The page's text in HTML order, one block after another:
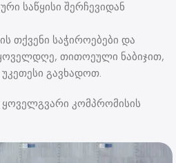
საწყისი შერჩევიდან
თქვენი საჭიროებები და
თითოეული ნაბიჯით,
გავხადოთ.
ყოველგვარი კომპრომისის